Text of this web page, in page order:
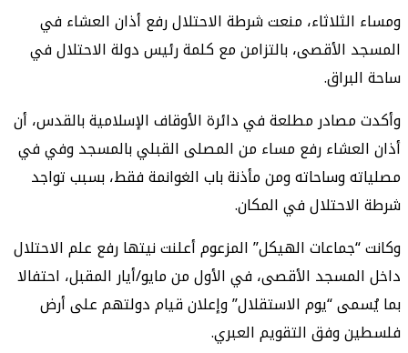
ومساء الثلاثاء، منعت شرطة الاحتلال رفع أذان العشاء في
المسجد الأقصى، بالتزامن مع كلمة رئيس دولة الاحتلال في
ساحة البراق.
وأكدت مصادر مطلعة في دائرة الأوقاف الإسلامية بالقدس، أن
أذان العشاء رفع مساء من المصلى القبلي بالمسجد وفي في
مصلياته وساحاته ومن مأذنة باب الغوانمة فقط، بسبب تواجد
شرطة الاحتلال في المكان.
وكانت “جماعات الهيكل” المزعوم أعلنت نيتها رفع علم الاحتلال
داخل المسجد الأقصى، في الأول من مايو/أيار المقبل، احتفالا
بما يُسمى “يوم الاستقلال” وإعلان قيام دولتهم على أرض
فلسطين وفق التقويم العبري.